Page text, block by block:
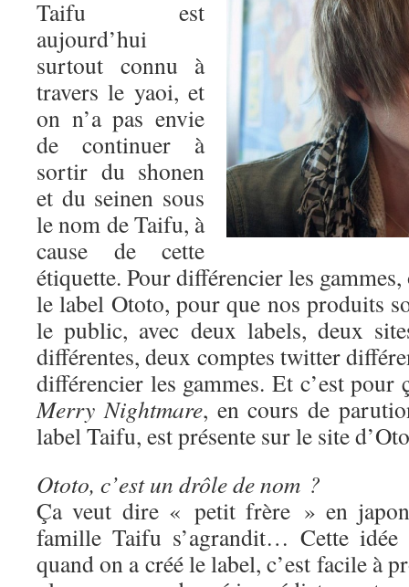
Taifu est
aujourd’hui
surtout connu à
travers le yaoi, et
on n’a pas envie
de continuer à
sortir du shonen
et du seinen sous
le nom de Taifu, à
cause de cette
étiquette. Pour différencier les
le label Ototo, pour que nos produits
le public, avec deux labels, deux
différentes, deux comptes twitter
différencier les gammes. Et c’est pour
Merry Nightmare, en cours de
label Taifu, est présente sur le site
Ototo, c’est un drôle de nom ?
Ça veut dire « petit frère » en
famille Taifu s’agrandit… Cette idée
quand on a créé le label, c’est facile à